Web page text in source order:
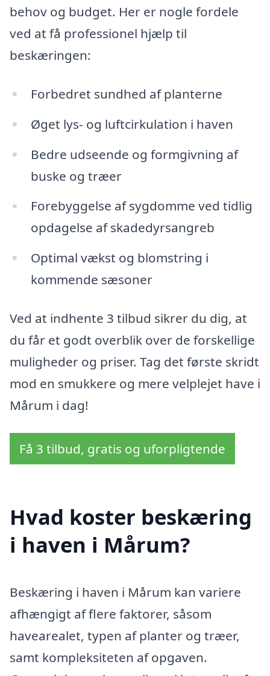
behov og budget. Her er nogle fordele
ved at få professionel hjælp til
beskæringen:
Forbedret sundhed af planterne
Øget lys- og luftcirkulation i haven
Bedre udseende og formgivning af
buske og træer
Forebyggelse af sygdomme ved tidlig
opdagelse af skadedyrsangreb
Optimal vækst og blomstring i
kommende sæsoner
Ved at indhente 3 tilbud sikrer du dig, at
du får et godt overblik over de forskellige
muligheder og priser. Tag det første skridt
mod en smukkere og mere velplejet have i
Mårum i dag!
Få 3 tilbud, gratis og uforpligtende
Hvad koster beskæring
i haven i Mårum?
Beskæring i haven i Mårum kan variere
afhængigt af flere faktorer, såsom
havearealet, typen af planter og træer,
samt kompleksiteten af opgaven.